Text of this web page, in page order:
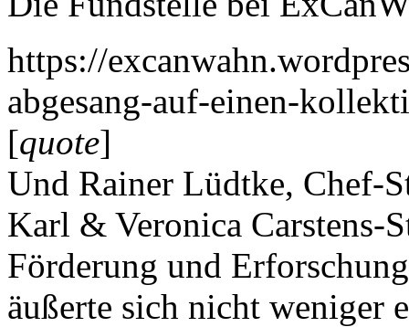
https://
abgesang-auf-einen-
[quote]
Und Rainer Lüdtke, Chef-
Karl & Veronica
Förderung und
äußerte sich nicht weniger